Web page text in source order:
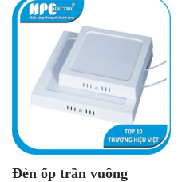
Đèn ốp trần vuông